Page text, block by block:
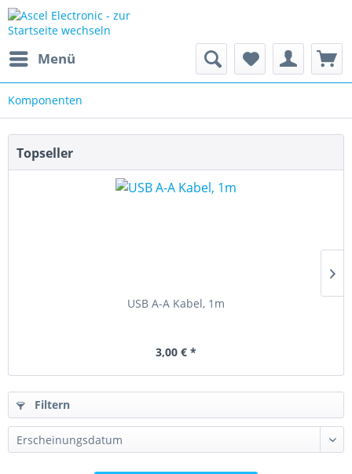
Menü
Komponenten
Topseller
USB A-A Kabel, 1m
3,00 € *
Filtern